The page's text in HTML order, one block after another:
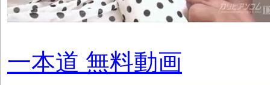
一本道 無料動画